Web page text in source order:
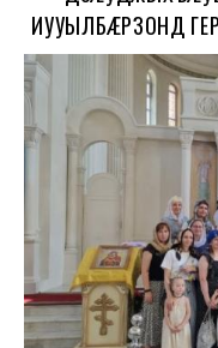
ИУУЫЛБÆРЗОНД